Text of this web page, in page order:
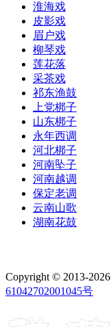
淮海戏
皮影戏
眉户戏
柳琴戏
莲花落
采茶戏
祁东渔鼓
上党梆子
山东梆子
永年西调
河北梆子
河南坠子
河南越调
保定老调
云南山歌
湖南花鼓
Copyright © 2013-2026
61042702001045号